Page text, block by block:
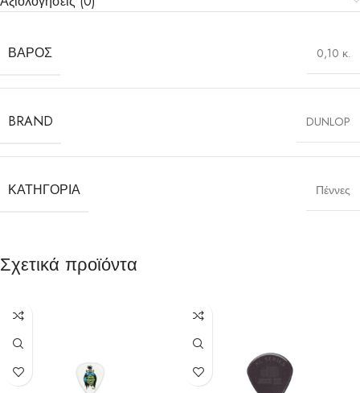
ΒΆΡΟΣ 0,10 κ.
BRAND DUNLOP
ΚΑΤΗΓΟΡΊΑ Πέννες
Σχετικά προϊόντα